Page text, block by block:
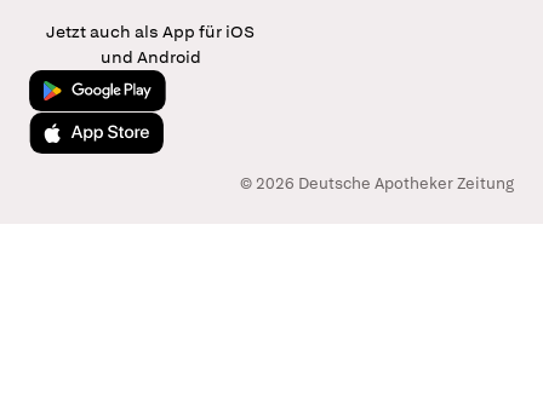
Jetzt auch als App für iOS
und Android
Jetzt bei Google Play
Laden im App Store
© 2026 Deutsche Apotheker Zeitung